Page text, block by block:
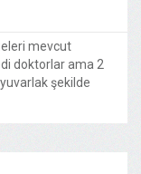
mevcut
doktorlar ama 2
şekilde